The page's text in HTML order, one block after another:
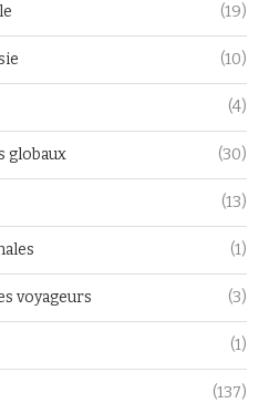
(19)
(10)
(4)
globaux (30)
(13)
(1)
voyageurs (3)
(1)
(137)